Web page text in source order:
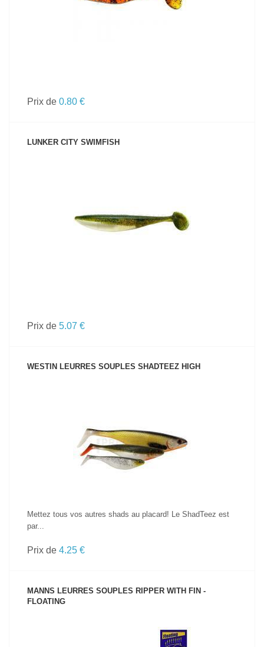
Prix de 0.80 €
LUNKER CITY SWIMFISH
Prix de 5.07 €
WESTIN LEURRES SOUPLES SHADTEEZ HIGH
Mettez tous vos autres shads au placard! Le ShadTeez est
par...
Prix de 4.25 €
MANNS LEURRES SOUPLES RIPPER WITH FIN -
FLOATING